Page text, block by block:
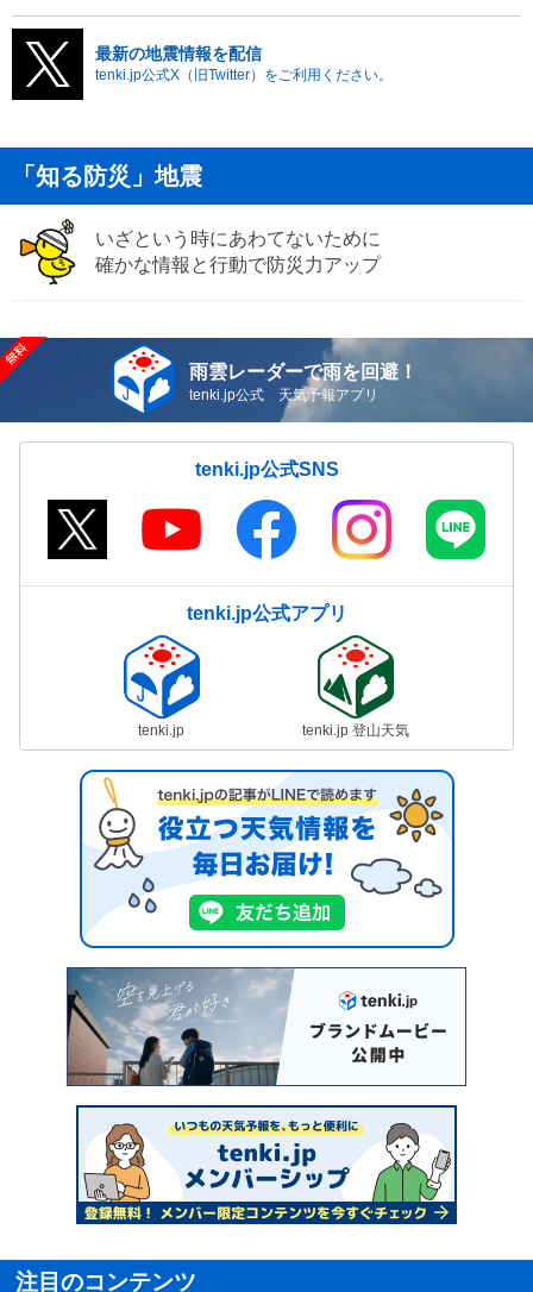
最新の地震情報を配信
tenki.jp公式X（旧Twitter）をご利用ください。
「知る防災」地震
いざという時にあわてないために
確かな情報と行動で防災力アップ
雨雲レーダーで雨を回避！
tenki.jp公式 天気予報アプリ
tenki.jp公式SNS
tenki.jp公式アプリ
tenki.jp tenki.jp 登山天気
注目のコンテンツ